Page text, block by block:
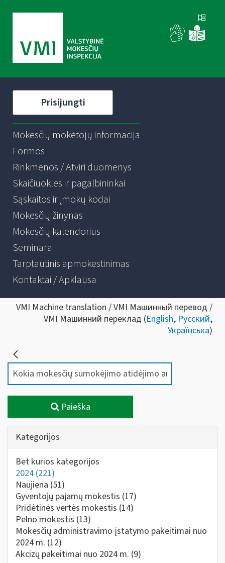
Prisijungti
Mokesčių mokėtojų informacija
Formos
Rinkmenos / Atviri duomenys
Skaičiuoklės ir pagalbininkai
Sąskaitos ir įmokų kodai
Mokesčių žinynas
Mokesčių kalendorius
Seminarai
Tarptautinis apmokestinimas
Kontaktai / Apklausa
VMI Machine translation / VMI Машинный перевод /
VMI Машинний переклад (English, Русский,
Українська)
Paieška
Kategorijos
Bet kurios kategorijos
2024 (221)
Naujiena (51)
Gyventojų pajamų mokestis (17)
Pridėtinės vertės mokestis (14)
Pelno mokestis (13)
Mokesčių administravimo įstatymo pakeitimai nuo
2024 m. (12)
Akcizų pakeitimai nuo 2024 m. (9)